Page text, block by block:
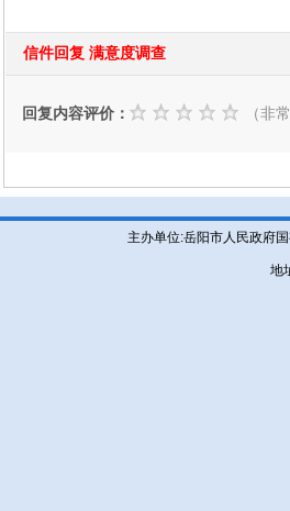
信件回复 满意度调查
回复内容评价： （非